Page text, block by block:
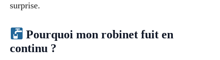
surprise.
Pourquoi mon robinet fuit en
continu ?